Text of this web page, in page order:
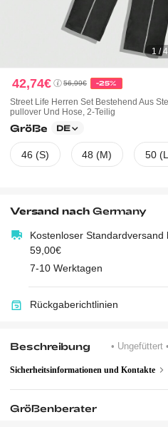
1 / 4
42,74€ 56,99€ -25%
Street Life Herren Set Bestehend Aus
Pullover Und Hose, 2-Teilig
Größe DE
46 (S) 48 (M) 50
Versand nachGermany
Kostenloser
59,00€
7-10 Werktagen
Rückgaberichtlinien
Beschreibung • Ungefüttert
Sicherheitsinformationen und Kontakte
Größenberater